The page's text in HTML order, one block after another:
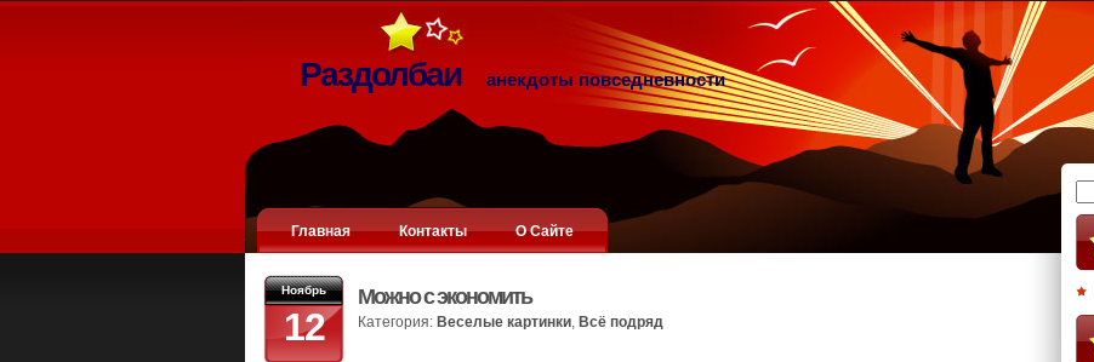
Раздолбаи анекдоты повседневности
Главная Контакты О Сайте
Ноябрь
12
Можно с экономить
Категория: Веселые картинки, Всё подряд